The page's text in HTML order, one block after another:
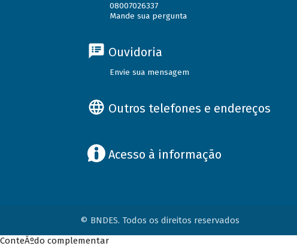
08007026337
Mande sua pergunta
Ouvidoria
Envie sua mensagem
Outros telefones e endereços
Acesso à informação
© BNDES. Todos os direitos reservados
ConteÃºdo complementar